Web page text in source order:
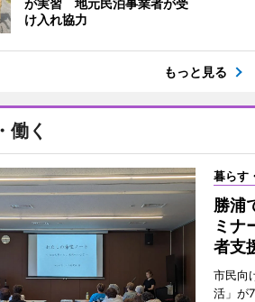
が実習 地元民泊事業者が受
け入れ協力
もっと見る
働く
暮らす
勝浦
ミナ
者支
市民向
活」が